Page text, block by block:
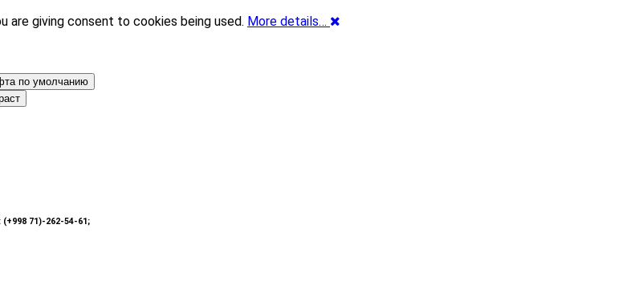
по умолчанию
(+998 71)-262-54-61;
are giving consent to cookies being used. More details…